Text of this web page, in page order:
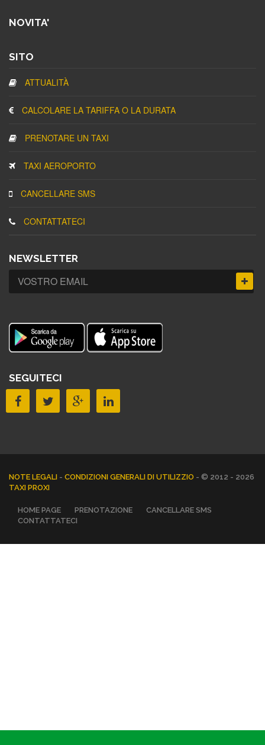
NOVITA'
SITO
ATTUALITÀ
CALCOLARE LA TARIFFA O LA DURATA
PRENOTARE UN TAXI
TAXI AEROPORTO
CANCELLARE SMS
CONTATTATECI
NEWSLETTER
SEGUITECI
NOTE LEGALI - CONDIZIONI GENERALI DI UTILIZZIO - © 2012 - 2026
TAXI PROXI
HOME PAGE PRENOTAZIONE
CANCELLARE SMS
CONTATTATECI